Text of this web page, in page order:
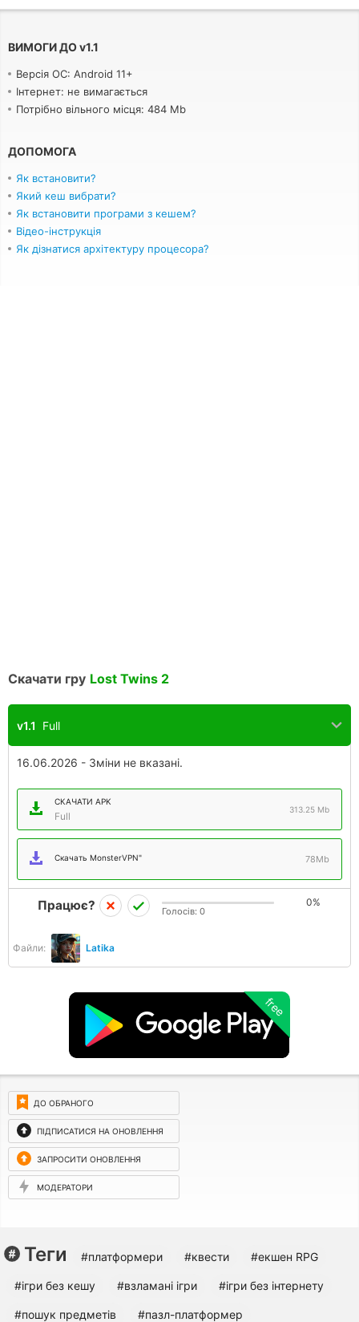
ВИМОГИ ДОv1.1
Версія ОС: Android 11+
Інтернет: не вимагається
Потрібно вільного місця: 484 Mb
ДОПОМОГА
Як встановити?
Який кеш вибрати?
Як встановити програми з кешем?
Відео-інструкція
Як дізнатися архітектуру процесора?
Скачати гру Lost Twins 2
v1.1 Full
16.06.2026 - Зміни не вказані.
СКАЧАТИ APK
Full
313.25 Mb
Скачать MonsterVPN" 78Mb
Файли: Latika
Працює? 0%
Голосів: 0
free
ДО ОБРАНОГО
ПІДПИСАТИСЯ НА ОНОВЛЕННЯ
ЗАПРОСИТИ ОНОВЛЕННЯ
МОДЕРАТОРИ
Теги #платформери #квести #екшен RPG
#ігри без кешу #взламані ігри #ігри без інтернету
#пошук предметів #пазл-платформер